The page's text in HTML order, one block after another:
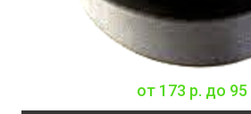
от 173 р. до 95